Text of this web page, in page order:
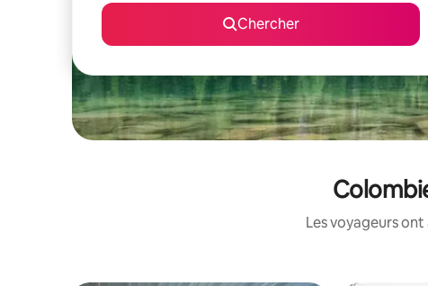
Chercher
Les voyageurs